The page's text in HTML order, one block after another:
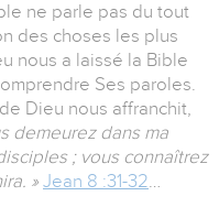
ne parle pas du tout
des choses les plus
nous a laissé la Bible
Ses paroles.
Dieu nous affranchit,
demeurez dans ma
; vous connaîtrez
» Jean 8 :31-32…